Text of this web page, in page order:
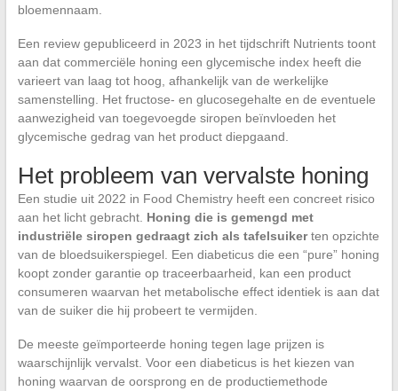
bloemennaam.
Een review gepubliceerd in 2023 in het tijdschrift Nutrients toont
aan dat commerciële honing een glycemische index heeft die
varieert van laag tot hoog, afhankelijk van de werkelijke
samenstelling. Het fructose- en glucosegehalte en de eventuele
aanwezigheid van toegevoegde siropen beïnvloeden het
glycemische gedrag van het product diepgaand.
Het probleem van vervalste honing
Een studie uit 2022 in Food Chemistry heeft een concreet risico
aan het licht gebracht. Honing die is gemengd met
industriële siropen gedraagt zich als tafelsuikerten opzichte
van de bloedsuikerspiegel. Een diabeticus die een “pure” honing
koopt zonder garantie op traceerbaarheid, kan een product
consumeren waarvan het metabolische effect identiek is aan dat
van de suiker die hij probeert te vermijden.
De meeste geïmporteerde honing tegen lage prijzen is
waarschijnlijk vervalst. Voor een diabeticus is het kiezen van
honing waarvan de oorsprong en de productiemethode